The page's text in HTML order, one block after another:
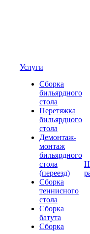
Услуги
Сборка
бильярдного
стола
Перетяжка
бильярдного
стола
Демонтаж-
монтаж
бильярдного
стола
(переезд)
Сборка
теннисного
стола
Сборка
батута
Сборка